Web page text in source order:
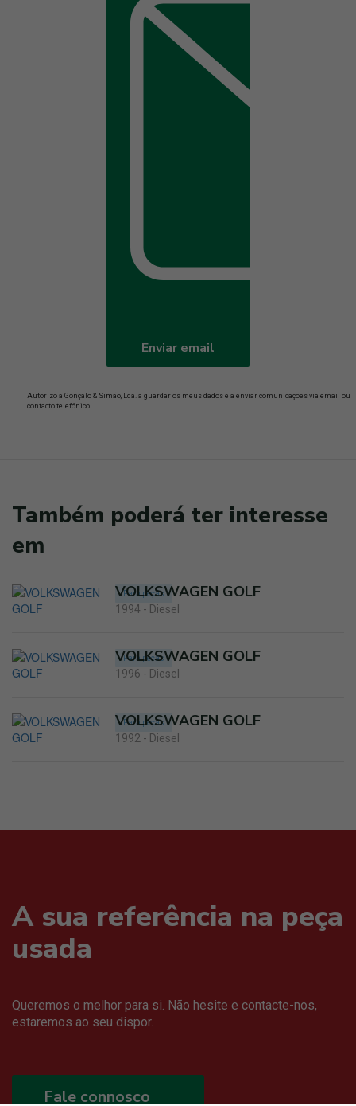
Enviar email
Autorizo a Gonçalo & Simão, Lda. a guardar os meus dados e a enviar comunicações via email ou
contacto telefónico.
Também poderá ter interesse
em
Para peças
VOLKSWAGEN GOLF
1994 - Diesel
Para peças
VOLKSWAGEN GOLF
1996 - Diesel
Para peças
VOLKSWAGEN GOLF
1992 - Diesel
A sua referência na peça
usada
Queremos o melhor para si. Não hesite e contacte-nos,
estaremos ao seu dispor.
Fale connosco